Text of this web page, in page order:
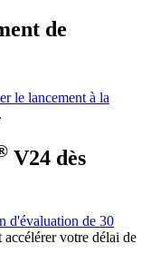
de
le lancement à la
V24 dès
d'évaluation de 30
accélérer votre délai de